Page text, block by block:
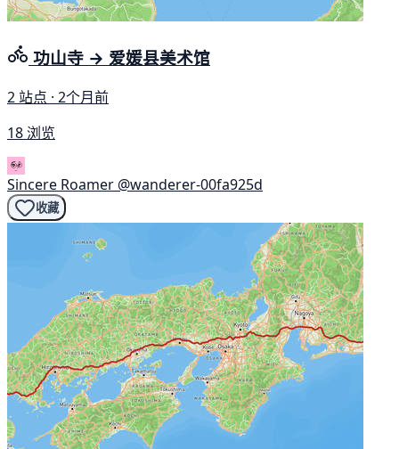
功山寺 → 爱媛县美术馆
2 站点 · 2个月前
18 浏览
Sincere Roamer @wanderer-00fa925d
收藏